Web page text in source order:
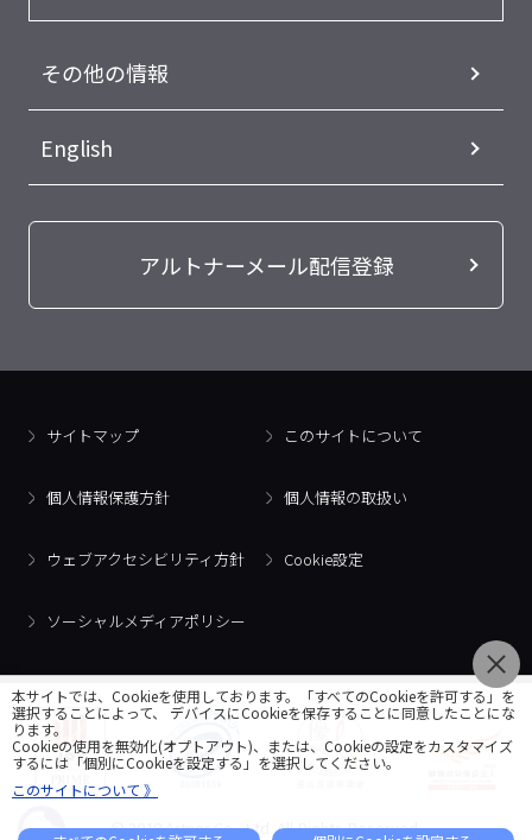
その他の情報
English
アルトナーメール配信登録
サイトマップ このサイトについて
個人情報保護方針 個人情報の取扱い
ウェブアクセシビリティ方針 Cookie設定
ソーシャルメディアポリシー
© 2018 Artner Co., Ltd. All Rights Reserved.
本サイトでは、Cookieを使用しております。「すべてのCookieを許可する」を
選択することによって、 デバイスにCookieを保存することに同意したことにな
ります。
Cookieの使用を無効化(オプトアウト)、または、Cookieの設定をカスタマイズ
するには「個別にCookieを設定する」を選択してください。
このサイトについて 》